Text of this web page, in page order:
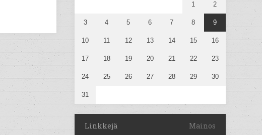
1 2
3 4 5 6 7 8 9
10 11 12 13 14 15 16
17 18 19 20 21 22 23
24 25 26 27 28 29 30
31
Linkkejä Mainos